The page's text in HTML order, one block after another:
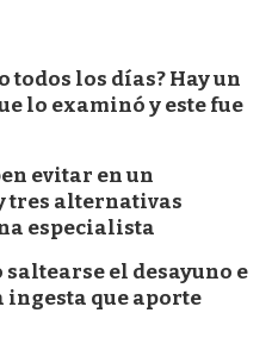
todos los días? Hay un
lo examinó y este fue
evitar en un
tres alternativas
especialista
el desayuno e
que aporte